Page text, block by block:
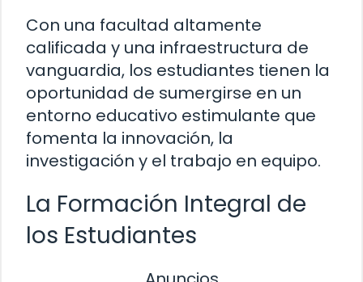
Con una facultad altamente
calificada y una infraestructura de
vanguardia, los estudiantes tienen la
oportunidad de sumergirse en un
entorno educativo estimulante que
fomenta la innovación, la
investigación y el trabajo en equipo.
La Formación Integral de
los Estudiantes